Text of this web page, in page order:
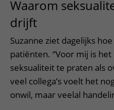
Waarom
drijft
Suzanne ziet dagelijks
patiënten. “Voor mij is
seksualiteit te praten als
veel collega’s voelt het
onwil, maar veelal